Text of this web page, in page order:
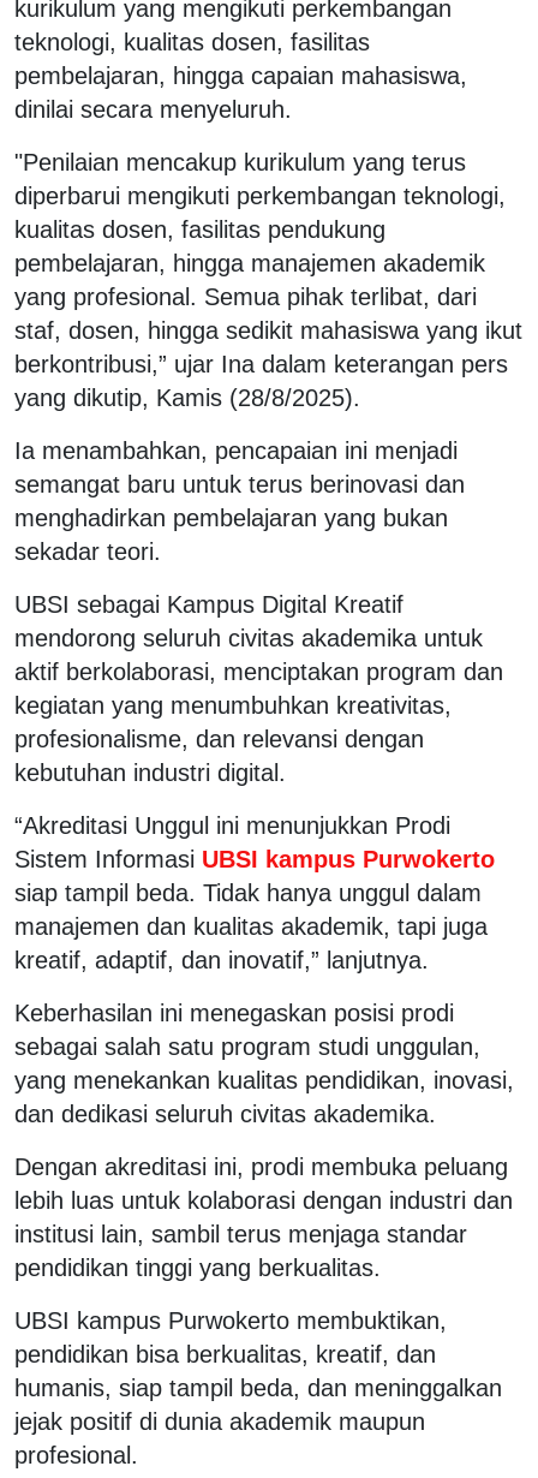
kurikulum yang mengikuti perkembangan
teknologi, kualitas dosen, fasilitas
pembelajaran, hingga capaian mahasiswa,
dinilai secara menyeluruh.
"Penilaian mencakup kurikulum yang terus
diperbarui mengikuti perkembangan teknologi,
kualitas dosen, fasilitas pendukung
pembelajaran, hingga manajemen akademik
yang profesional. Semua pihak terlibat, dari
staf, dosen, hingga sedikit mahasiswa yang ikut
berkontribusi,” ujar Ina dalam keterangan pers
yang dikutip, Kamis (28/8/2025).
Ia menambahkan, pencapaian ini menjadi
semangat baru untuk terus berinovasi dan
menghadirkan pembelajaran yang bukan
sekadar teori.
UBSI sebagai Kampus Digital Kreatif
mendorong seluruh civitas akademika untuk
aktif berkolaborasi, menciptakan program dan
kegiatan yang menumbuhkan kreativitas,
profesionalisme, dan relevansi dengan
kebutuhan industri digital.
“Akreditasi Unggul ini menunjukkan Prodi
Sistem Informasi UBSI kampus Purwokerto
siap tampil beda. Tidak hanya unggul dalam
manajemen dan kualitas akademik, tapi juga
kreatif, adaptif, dan inovatif,” lanjutnya.
Keberhasilan ini menegaskan posisi prodi
sebagai salah satu program studi unggulan,
yang menekankan kualitas pendidikan, inovasi,
dan dedikasi seluruh civitas akademika.
Dengan akreditasi ini, prodi membuka peluang
lebih luas untuk kolaborasi dengan industri dan
institusi lain, sambil terus menjaga standar
pendidikan tinggi yang berkualitas.
UBSI kampus Purwokerto membuktikan,
pendidikan bisa berkualitas, kreatif, dan
humanis, siap tampil beda, dan meninggalkan
jejak positif di dunia akademik maupun
profesional.